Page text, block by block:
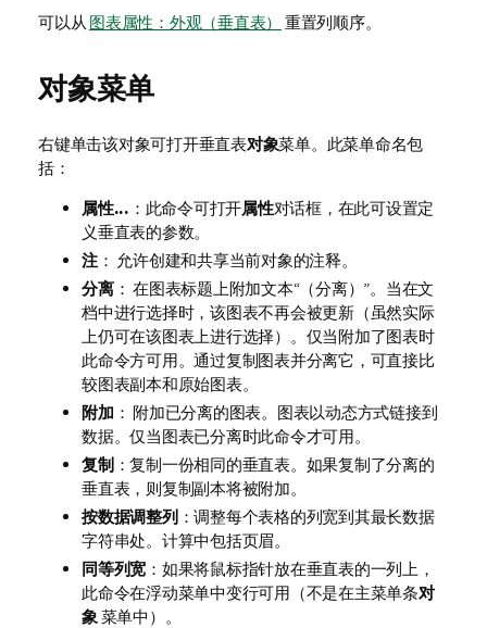
可以从 图表属性：外观（垂直表） 重置列顺序。
对象菜单
右键单击该对象可打开垂直表对象菜单。此菜单命名包
括：
属性... ：此命令可打开属性对话框，在此可设置定
义垂直表的参数。
注： 允许创建和共享当前对象的注释。
分离： 在图表标题上附加文本“（分离）”。当在文
档中进行选择时，该图表不再会被更新（虽然实际
上仍可在该图表上进行选择）。仅当附加了图表时
此命令方可用。通过复制图表并分离它，可直接比
较图表副本和原始图表。
附加 ： 附加已分离的图表。图表以动态方式链接到
数据。仅当图表已分离时此命令才可用。
复制：复制一份相同的垂直表。如果复制了分离的
垂直表，则复制副本将被附加。
按数据调整列：调整每个表格的列宽到其最长数据
字符串处。计算中包括页眉。
同等列宽 ：如果将鼠标指针放在垂直表的一列上，
此命令在浮动菜单中变行可用（不是在主菜单条对
象 菜单中）。